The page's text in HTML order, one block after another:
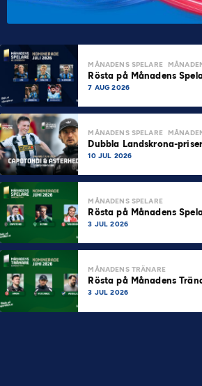
MÅNADENS SPELARE
Rösta på Månadens
7 AUG 2026
MÅNADENS SPELARE
Dubbla Landskrona-
10 JUL 2026
MÅNADENS SPELARE
Rösta på Månadens
3 JUL 2026
MÅNADENS TRÄNARE
Rösta på Månadens
3 JUL 2026